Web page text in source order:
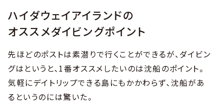
ハイダウェイアイランドの
オススメダイビングポイント
先ほどのポストは素潜りで行くことができるが、ダイビン
グはというと、1番オススメしたいのは沈船のポイント。
気軽にデイトリップできる島にもかかわらず、沈船があ
るというのには驚いた。